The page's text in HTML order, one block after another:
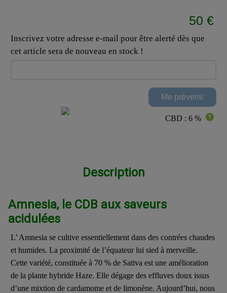
50 €
Inscrivez votre adresse e-mail pour être alerté dès que
cet article sera de nouveau en stock !
CBD : 6 %
Description
Amnesia, le CDB aux saveurs
acidulées
L’ Amnesia se cultive essentiellement dans des contrées chaudes
et humides. La proximité de l’équateur lui sied à merveille.
Cette variété, constituée à 70 % de Sativa est une amélioration
de la plante hybride Haze. Elle dégage des effluves doux issus
d’une mixtion de cardamome et de limonène. Aujourd’hui, nous